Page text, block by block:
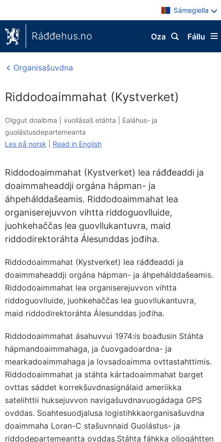
Sámegiella
Ráđđehus.no Fállu
Oza
Organisašuvdna
Riddodoaimmahat (Kystverket)
Olggut doaibma | vuollásaš etáhta
Ealáhus- ja
guolástusdepartemeanta
Les på norsk
Read in English
Riddodoaimmahat (Kystverket) lea ráđđeaddi ja
doaimmaheaddji orgána hápman- ja
áhpehálddašeamis. Riddodoaimmahat lea
organiserejuvvon vihtta riddoguovlluide,
juohkehaččas lea guovllukantuvra, maid
riddodirektoráhta Álesunddas jođiha.
Riddodoaimmahat (Kystverket) lea ráđđeaddi ja
doaimmaheaddji orgána hápman- ja áhpehálddašeamis.
Riddodoaimmahat lea organiserejuvvon vihtta
riddoguovlluide, juohkehaččas lea guovllukantuvra,
maid riddodirektoráhta Álesunddas jođiha.
Riddodoaimmahat ásahuvvui 1974:is boađusin Stáhta
hápmandoaimmahaga, ja čuovgadoardna- ja
mearkadoaimmahaga ja lovsadoaimma ovttastahttimis.
Riddodoaimmahat ja stáhta kártadoaimmahat barget
ovttas sáddet korrekšuvdnasignálaid ameriikka
satelihttii huksejuvvon navigašuvdnavuogádaga GPS
ovddas. Soahtesuodjalusa logistihkkaorganisašuvdna
doaimmaha Loran-C stašuvnnaid Guolástus- ja
riddodepartemeantta ovddas.Stáhta fáhkka oljogáhtten